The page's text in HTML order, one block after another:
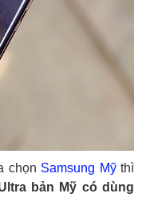
chọn Samsung Mỹthì
bản Mỹ có dùng